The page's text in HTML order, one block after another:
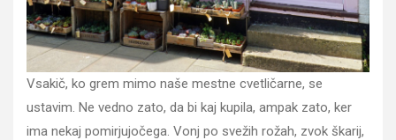
Vsakič, ko grem mimo naše mestne cvetličarne, se
ustavim. Ne vedno zato, da bi kaj kupila, ampak zato, ker
ima nekaj pomirjujočega. Vonj po svežih rožah, zvok škarij,